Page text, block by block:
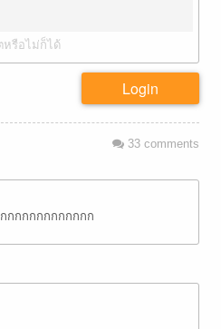
หรือไม่ก็ได้
Login
33comments
กกกกกกกกกกกก